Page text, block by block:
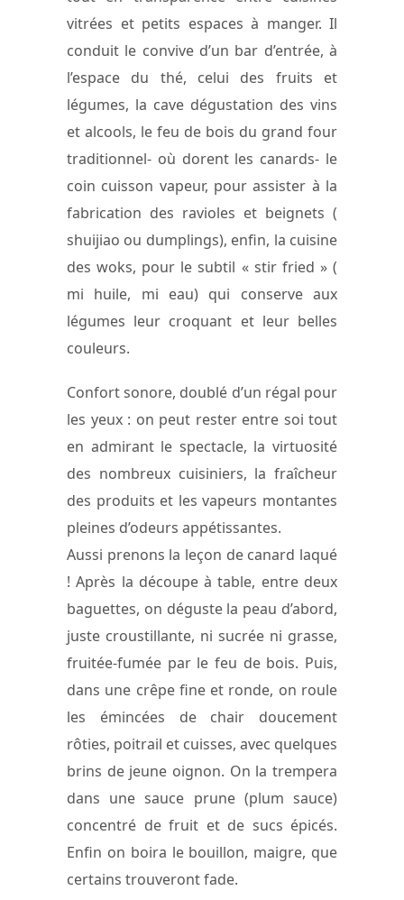
vitrées et petits espaces à manger. Il
conduit le convive d’un bar d’entrée, à
l’espace du thé, celui des fruits et
légumes, la cave dégustation des vins
et alcools, le feu de bois du grand four
traditionnel- où dorent les canards- le
coin cuisson vapeur, pour assister à la
fabrication des ravioles et beignets (
shuijiao ou dumplings), enfin, la cuisine
des woks, pour le subtil « stir fried » (
mi huile, mi eau) qui conserve aux
légumes leur croquant et leur belles
couleurs.
Confort sonore, doublé d’un régal pour
les yeux : on peut rester entre soi tout
en admirant le spectacle, la virtuosité
des nombreux cuisiniers, la fraîcheur
des produits et les vapeurs montantes
pleines d’odeurs appétissantes.
Aussi prenons la leçon de canard laqué
! Après la découpe à table, entre deux
baguettes, on déguste la peau d’abord,
juste croustillante, ni sucrée ni grasse,
fruitée-fumée par le feu de bois. Puis,
dans une crêpe fine et ronde, on roule
les émincées de chair doucement
rôties, poitrail et cuisses, avec quelques
brins de jeune oignon. On la trempera
dans une sauce prune (plum sauce)
concentré de fruit et de sucs épicés.
Enfin on boira le bouillon, maigre, que
certains trouveront fade.